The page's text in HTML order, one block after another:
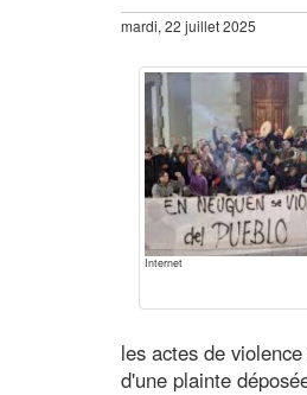
mardi, 22 juillet 2025
Internet
les actes de
d'une plainte